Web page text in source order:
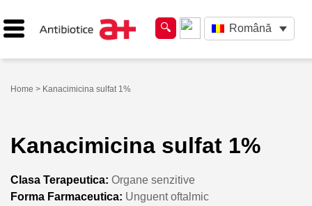
Română
Home > Kanacimicina sulfat 1%
Kanacimicina sulfat 1%
Clasa Terapeutica: Organe senzitive
Forma Farmaceutica: Unguent oftalmic